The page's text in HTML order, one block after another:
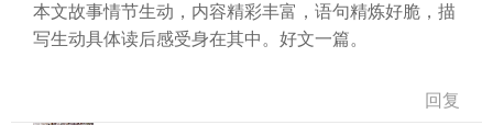
本文故事情节生动，内容精彩丰富，语句精炼好脆，描
写生动具体读后感受身在其中。好文一篇。
回复